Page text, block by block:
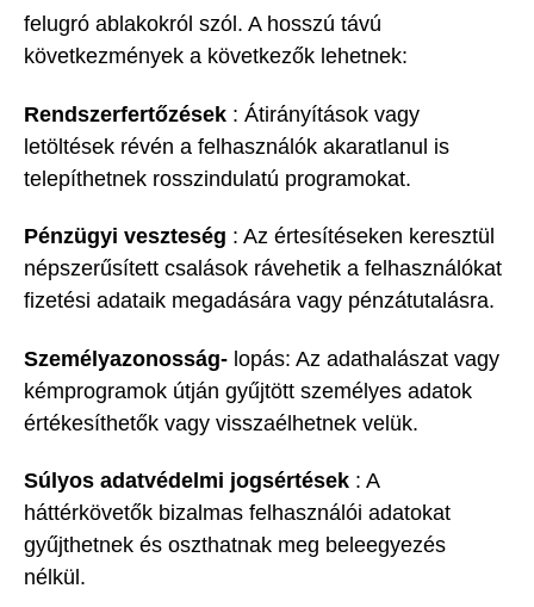
felugró ablakokról szól. A hosszú távú
következmények a következők lehetnek:
Rendszerfertőzések : Átirányítások vagy
letöltések révén a felhasználók akaratlanul is
telepíthetnek rosszindulatú programokat.
Pénzügyi veszteség : Az értesítéseken keresztül
népszerűsített csalások rávehetik a felhasználókat
fizetési adataik megadására vagy pénzátutalásra.
Személyazonosság- lopás: Az adathalászat vagy
kémprogramok útján gyűjtött személyes adatok
értékesíthetők vagy visszaélhetnek velük.
Súlyos adatvédelmi jogsértések : A
háttérkövetők bizalmas felhasználói adatokat
gyűjthetnek és oszthatnak meg beleegyezés
nélkül.